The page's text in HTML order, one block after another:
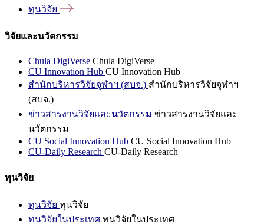
ทุนวิจัย
วิจัยและนวัตกรรม
Chula DigiVerse Chula DigiVerse
CU Innovation Hub CU Innovation Hub
สำนักบริหารวิจัยจุฬาฯ (สบจ.) สำนักบริหารวิจัยจุฬาฯ
(สบจ.)
ข่าวสารงานวิจัยและนวัตกรรม ข่าวสารงานวิจัยและ
นวัตกรรม
CU Social Innovation Hub CU Social Innovation Hub
CU-Daily Research CU-Daily Research
ทุนวิจัย
ทุนวิจัย ทุนวิจัย
ทุนวิจัยในประเทศ ทุนวิจัยในประเทศ